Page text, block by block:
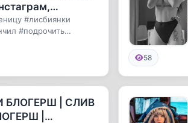
карнавал,
#лисбиянки
#подрочить
58
БЛОГЕРШ | СЛИВ
|